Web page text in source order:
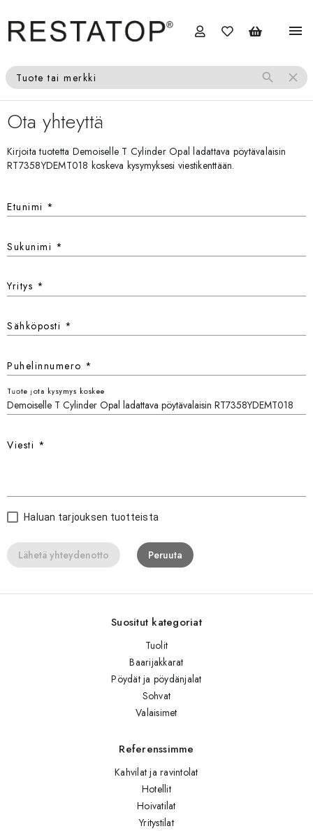
menu
Tuote tai merkki search close
Ota yhteyttä
Kirjoita tuotetta Demoiselle T Cylinder Opal ladattava pöytävalaisin
RT7358YDEMT018 koskeva kysymyksesi viestikenttään.
Etunimi *
Sukunimi *
Yritys *
Sähköposti *
Puhelinnumero *
Tuote jota kysymys koskee
Viesti *
Haluan tarjouksen tuotteista
Lähetä yhteydenotto Peruuta
Suositut kategoriat
Tuolit
Baarijakkarat
Pöydät ja pöydänjalat
Sohvat
Valaisimet
Referenssimme
Kahvilat ja ravintolat
Hotellit
Hoivatilat
Yritystilat